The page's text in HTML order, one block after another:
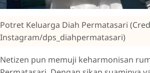
Potret Keluarga Diah Permatasari
Instagram/dps_diahpermatasari)
Netizen pun memuji keharmonisan